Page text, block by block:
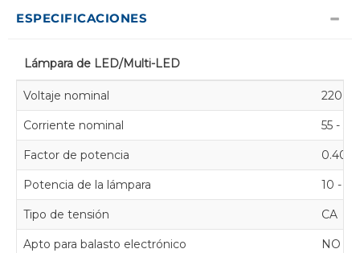
ESPECIFICACIONES
Lámpara de LED/Multi-LED
Voltaje nominal 220 -
Corriente nominal 55 -
Factor de potencia 0.40
Potencia de la lámpara 10 -
Tipo de tensión CA
Apto para balasto electrónico NO